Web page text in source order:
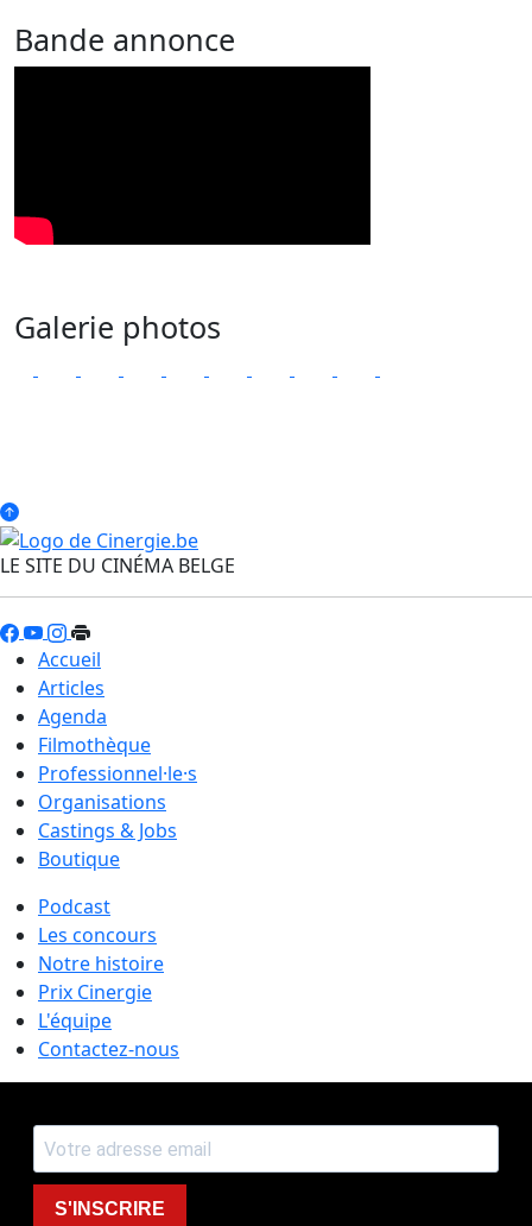
Bande annonce
Galerie photos
LE SITE DU CINÉMA BELGE
Accueil
Articles
Agenda
Filmothèque
Professionnel·le·s
Organisations
Castings & Jobs
Boutique
Podcast
Les concours
Notre histoire
Prix Cinergie
L'équipe
Contactez-nous
S'INSCRIRE